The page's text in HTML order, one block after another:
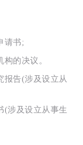
请书;
的决议。
告(涉及设立从
涉及设立从事生